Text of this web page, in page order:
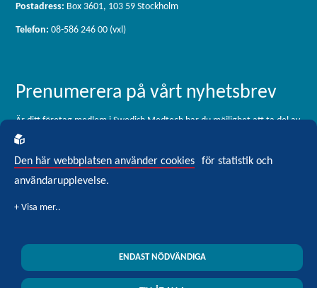
Postadress: Box 3601, 103 59 Stockholm
Telefon: 08-586 246 00 (vxl)
Prenumerera på vårt nyhetsbrev
Är ditt företag medlem i Swedish Medtech har du möjlighet att ta del av
vårt medlemsbrev, som skickas ut 11 gånger per år. För dig som är
intresserad av branschen men inte är medlem är du välkommen att
Klicka här för att prenumerera
Den här webbplatsen använder cookies
för statistik och
användarupplevelse.
ENDAST NÖDVÄNDIGA